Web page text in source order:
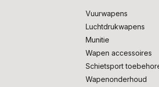
Vuurwapens
Luchtdrukwapens
Munitie
Wapen accessoires
Schietsport
Wapenonderhoud